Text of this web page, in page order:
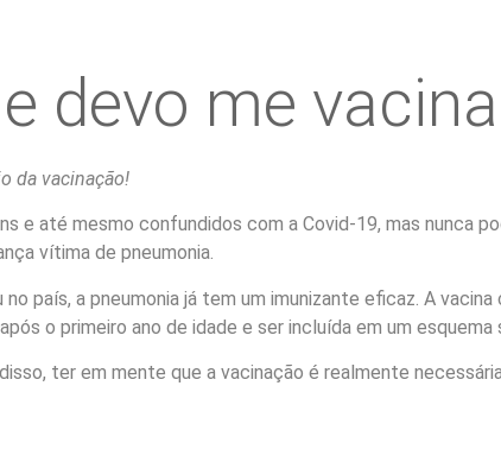
devo me
da vacinação!
e até mesmo confundidos com a Covid-19, mas nunca
vítima de pneumonia.
país, a pneumonia já tem um imunizante eficaz. A
o primeiro ano de idade e ser incluída em um esquema
ter em mente que a vacinação é realmente